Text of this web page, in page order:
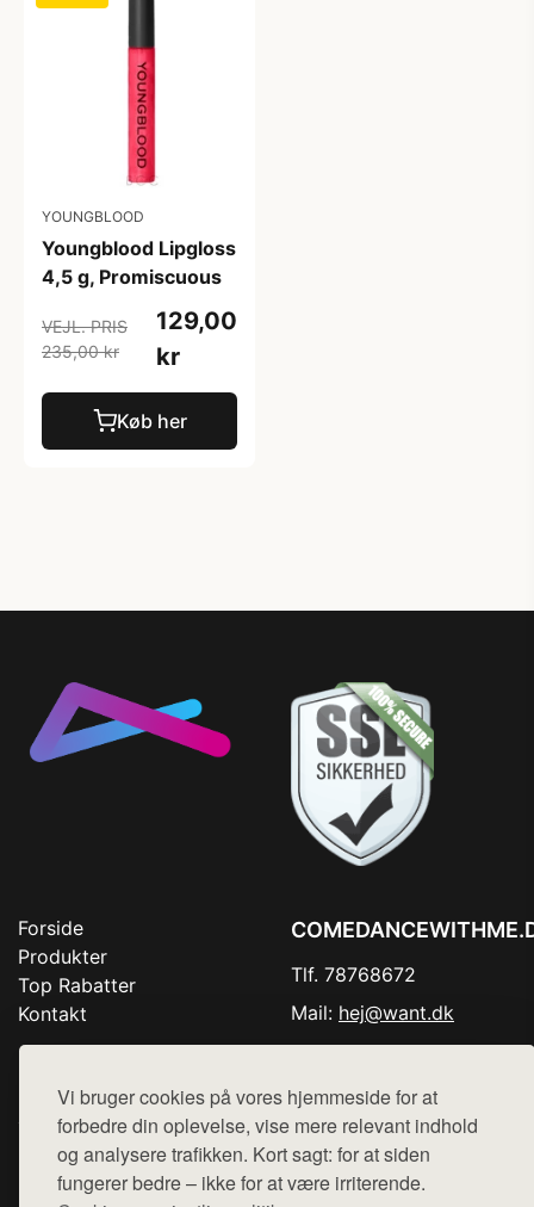
Vi bruger cookies på vores hjemmeside for at
forbedre din oplevelse, vise mere relevant indhold
og analysere trafikken. Kort sagt: for at siden
fungerer bedre – ikke for at være irriterende.
YOUNGBLOOD
Youngblood Lipgloss
4,5 g, Promiscuous
VEJL. PRIS
235,00 kr
129,00
kr
Køb her
Forside
Produkter
Top Rabatter
Kontakt
Tlf. 78768672
Mail: hej@want.dk
Denne side er en del af want.dk, der udgiver en række
hjemmesider med præsentation af forskellige produkter fra